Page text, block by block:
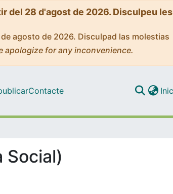
del 28 d'agost de 2026. Disculpeu les
agosto de 2026. Disculpad las molestias
apologize for any inconvenience.
Contacte